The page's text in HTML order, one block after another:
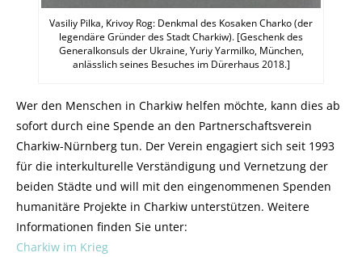
Vasiliy Pilka, Krivoy Rog: Denkmal des Kosaken Charko (der
legendäre Gründer des Stadt Charkiw). [Geschenk des
Generalkonsuls der Ukraine, Yuriy Yarmilko, München,
anlässlich seines Besuches im Dürerhaus 2018.]
Wer den Menschen in Charkiw helfen möchte, kann dies ab
sofort durch eine Spende an den Partnerschaftsverein
Charkiw-Nürnberg tun. Der Verein engagiert sich seit 1993
für die interkulturelle Verständigung und Vernetzung der
beiden Städte und will mit den eingenommenen Spenden
humanitäre Projekte in Charkiw unterstützen. Weitere
Informationen finden Sie unter:
Charkiw im Krieg